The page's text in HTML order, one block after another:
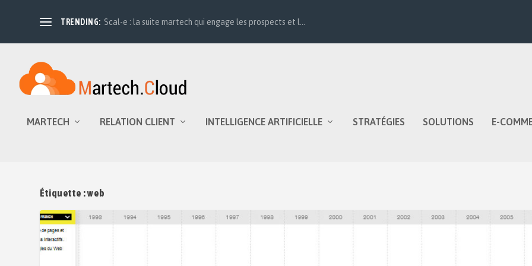
TRENDING: Scal-e : la suite martech qui engage les prospects et l...
MARTECH RELATION CLIENT INTELLIGENCE ARTIFICIELLE STRATÉGIES SOLUTIONS E-
Étiquette :web